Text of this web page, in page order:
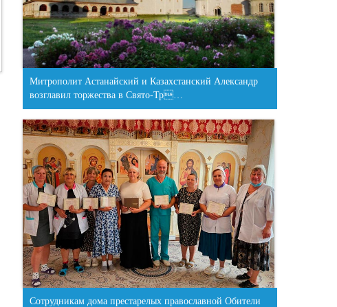
Митрополит Астанайский и Казахстанский Александр
возглавил торжества в Свято-Тр…
Сотрудникам дома престарелых православной Обители